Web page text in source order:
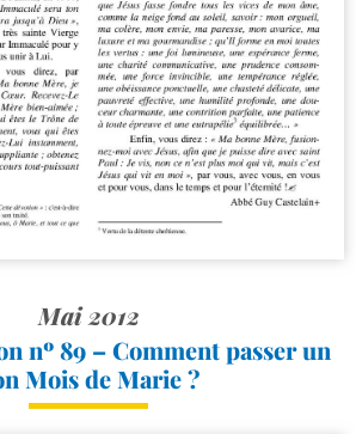
Mai 2012
nº 89 – Comment passer un
Mois de Marie ?